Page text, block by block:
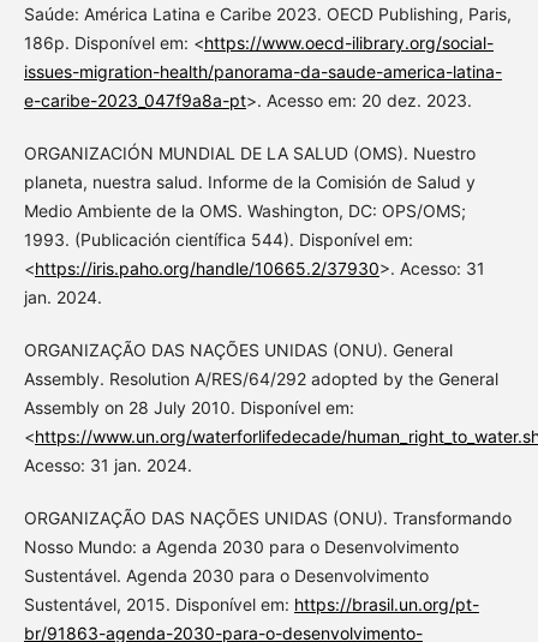
Saúde: América Latina e Caribe 2023. OECD Publishing, Paris,
186p. Disponível em: <https://www.oecd-ilibrary.org/social-
issues-migration-health/panorama-da-saude-america-latina-
e-caribe-2023_047f9a8a-pt>. Acesso em: 20 dez. 2023.
ORGANIZACIÓN MUNDIAL DE LA SALUD (OMS). Nuestro
planeta, nuestra salud. Informe de la Comisión de Salud y
Medio Ambiente de la OMS. Washington, DC: OPS/OMS;
1993. (Publicación científica 544). Disponível em:
<https://iris.paho.org/handle/10665.2/37930>. Acesso: 31
jan. 2024.
ORGANIZAÇÃO DAS NAÇÕES UNIDAS (ONU). General
Assembly. Resolution A/RES/64/292 adopted by the General
Assembly on 28 July 2010. Disponível em:
<https://www.un.org/waterforlifedecade/
Acesso: 31 jan. 2024.
ORGANIZAÇÃO DAS NAÇÕES UNIDAS (ONU). Transformando
Nosso Mundo: a Agenda 2030 para o Desenvolvimento
Sustentável. Agenda 2030 para o Desenvolvimento
Sustentável, 2015. Disponível em: https://brasil.un.org/pt-
br/91863-agenda-2030-para-o-desenvolvimento-